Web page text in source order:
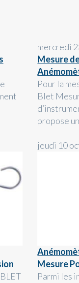
mercredi
Mesure
Pour la
Blet
propose
jeudi 10
Mesure
Parmi les